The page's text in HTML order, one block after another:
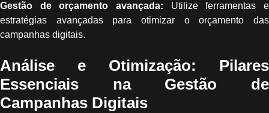
Gestão de orçamento avançada: Utilize ferramentas e
estratégias avançadas para otimizar o orçamento das
campanhas digitais.
Análise e Otimização: Pilares
Essenciais na Gestão de
Campanhas Digitais